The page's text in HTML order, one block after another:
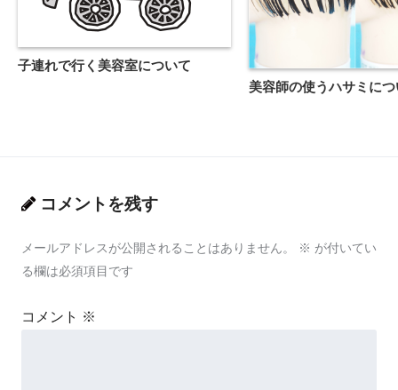
子連れで行く美容室について
美容師の使うハサミに
コメントを残す
メールアドレスが公開されることはありません。 ※ が付いてい
る欄は必須項目です
コメント ※